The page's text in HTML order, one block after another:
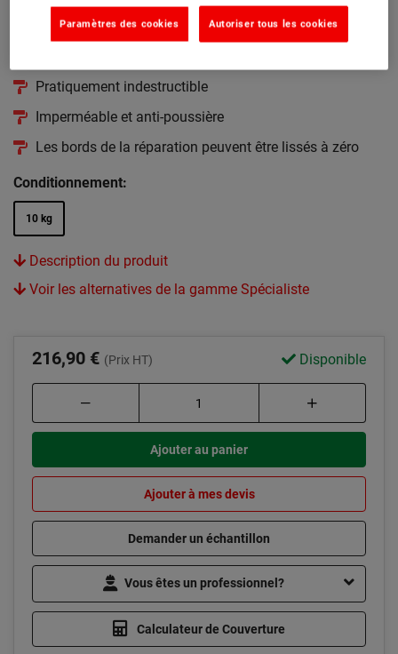
Un mortier de réparation ultra-résistant qui durcit par temps froid
Pratiquement indestructible
Imperméable et anti-poussière
Les bords de la réparation peuvent être lissés à zéro
Conditionnement:
10 kg
Description du produit
Voir les alternatives de la gamme Spécialiste
216,90 € (Prix HT) Disponible
Ajouter au panier
Ajouter à mes devis
Demander un échantillon
Vous êtes un professionnel?
Calculateur de Couverture
Autoriser tous les cookies
Paramètres des cookies